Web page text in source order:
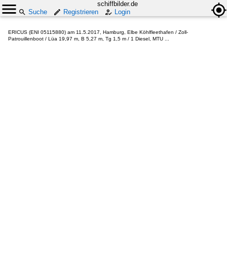
schiffbilder.de
Suche
Registrieren Login
ERICUS (ENI 05115880) am 11.5.2017, Hamburg, Elbe Köhlfleethafen / Zoll-
Patrouillenboot / Lüa 19,97 m, B 5,27 m, Tg 1,5 m / 1 Diesel, MTU ...